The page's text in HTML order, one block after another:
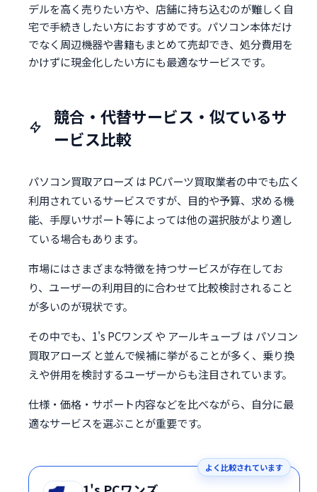
デルを高く売りたい方や、店舗に持ち込むのが難しく自
宅で手続きしたい方におすすめです。パソコン本体だけ
でなく周辺機器や書籍もまとめて売却でき、処分費用を
かけずに現金化したい方にも最適なサービスです。
競合・代替サービス・似ているサ
ービス比較
パソコン買取アローズ は PCパーツ買取業者の中でも広く
利用されているサービスですが、目的や予算、求める機
能、手厚いサポート等によっては他の選択肢がより適し
ている場合もあります。
市場にはさまざまな特徴を持つサービスが存在してお
り、ユーザーの利用目的に合わせて比較検討されること
が多いのが現状です。
その中でも、1's PCワンズ や アールキューブ は パソコン
買取アローズ と並んで候補に挙がることが多く、乗り換
えや併用を検討するユーザーからも注目されています。
仕様・価格・サポート内容などを比べながら、自分に最
適なサービスを選ぶことが重要です。
よく比較されています